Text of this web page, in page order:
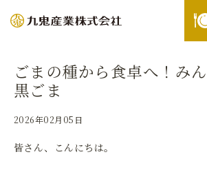
ごまの種から食卓へ！み
黒ごま
2026年02月05日
皆さん、こんにちは。